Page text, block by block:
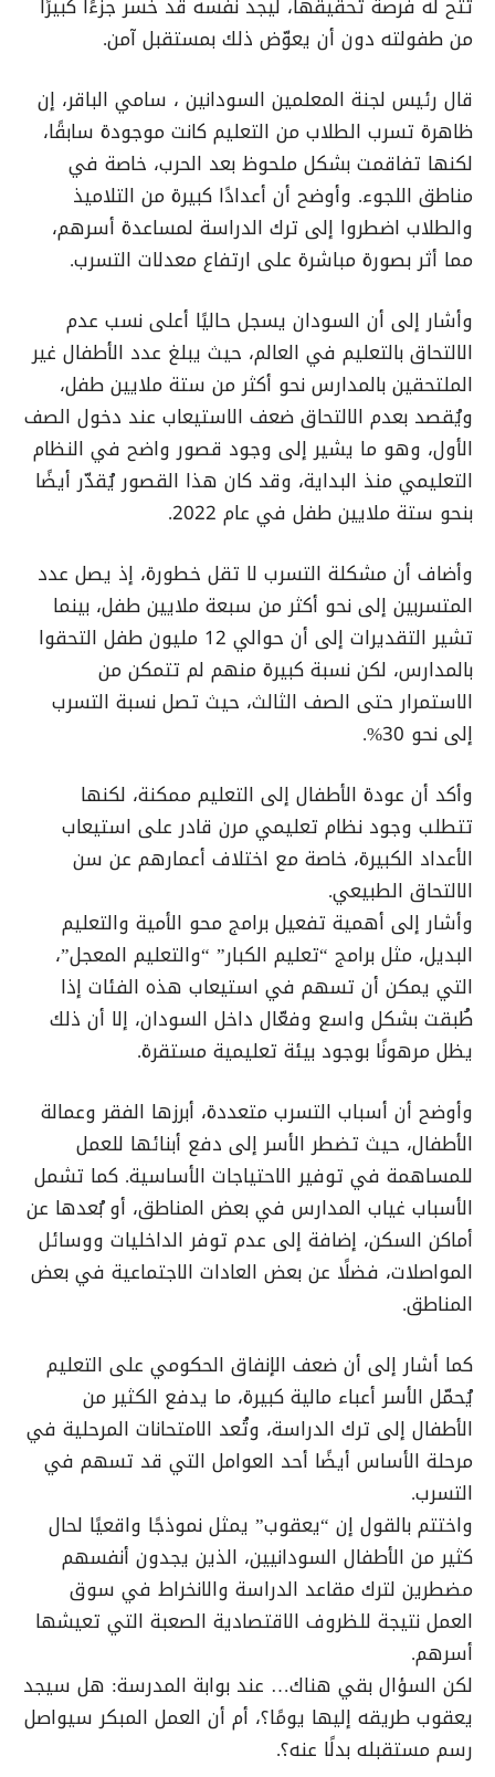
من طفولته دون أن يعوّض ذلك بمستقبل آمن.
قال رئيس لجنة المعلمين السودانين ، سامي الباقر، إن
ظاهرة تسرب الطلاب من التعليم كانت موجودة سابقًا،
لكنها تفاقمت بشكل ملحوظ بعد الحرب، خاصة في
مناطق اللجوء. وأوضح أن أعدادًا كبيرة من التلاميذ
والطلاب اضطروا إلى ترك الدراسة لمساعدة أسرهم،
مما أثر بصورة مباشرة على ارتفاع معدلات التسرب.
وأشار إلى أن السودان يسجل حاليًا أعلى نسب عدم
الالتحاق بالتعليم في العالم، حيث يبلغ عدد الأطفال غير
الملتحقين بالمدارس نحو أكثر من ستة ملايين طفل،
ويُقصد بعدم الالتحاق ضعف الاستيعاب عند دخول الصف
الأول، وهو ما يشير إلى وجود قصور واضح في النظام
التعليمي منذ البداية، وقد كان هذا القصور يُقدّر أيضًا
بنحو ستة ملايين طفل في عام 2022.
وأضاف أن مشكلة التسرب لا تقل خطورة، إذ يصل عدد
المتسربين إلى نحو أكثر من سبعة ملايين طفل، بينما
تشير التقديرات إلى أن حوالي 12 مليون طفل التحقوا
بالمدارس، لكن نسبة كبيرة منهم لم تتمكن من
الاستمرار حتى الصف الثالث، حيث تصل نسبة التسرب
إلى نحو 30%.
وأكد أن عودة الأطفال إلى التعليم ممكنة، لكنها
تتطلب وجود نظام تعليمي مرن قادر على استيعاب
الأعداد الكبيرة، خاصة مع اختلاف أعمارهم عن سن
الالتحاق الطبيعي.
وأشار إلى أهمية تفعيل برامج محو الأمية والتعليم
البديل، مثل برامج “تعليم الكبار” “والتعليم المعجل”،
التي يمكن أن تسهم في استيعاب هذه الفئات إذا
طُبقت بشكل واسع وفعّال داخل السودان، إلا أن ذلك
يظل مرهونًا بوجود بيئة تعليمية مستقرة.
وأوضح أن أسباب التسرب متعددة، أبرزها الفقر وعمالة
الأطفال، حيث تضطر الأسر إلى دفع أبنائها للعمل
للمساهمة في توفير الاحتياجات الأساسية. كما تشمل
الأسباب غياب المدارس في بعض المناطق، أو بُعدها عن
أماكن السكن، إضافة إلى عدم توفر الداخليات ووسائل
المواصلات، فضلًا عن بعض العادات الاجتماعية في بعض
المناطق.
كما أشار إلى أن ضعف الإنفاق الحكومي على التعليم
يُحمّل الأسر أعباء مالية كبيرة، ما يدفع الكثير من
الأطفال إلى ترك الدراسة، وتُعد الامتحانات المرحلية في
مرحلة الأساس أيضًا أحد العوامل التي قد تسهم في
التسرب.
واختتم بالقول إن “يعقوب” يمثل نموذجًا واقعيًا لحال
كثير من الأطفال السودانيين، الذين يجدون أنفسهم
مضطرين لترك مقاعد الدراسة والانخراط في سوق
العمل نتيجة للظروف الاقتصادية الصعبة التي تعيشها
أسرهم.
لكن السؤال بقي هناك… عند بوابة المدرسة: هل سيجد
يعقوب طريقه إليها يومًا؟، أم أن العمل المبكر سيواصل
رسم مستقبله بدلًا عنه؟.